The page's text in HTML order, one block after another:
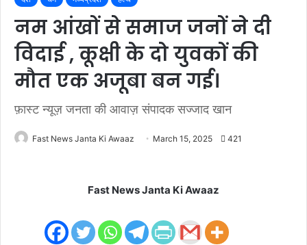
नम आंखों से समाज जनों ने दी
विदाई , कूक्षी के दो युवकों की
मौत एक अजूबा बन गई।
फ़ास्ट न्यूज़ जनता की आवाज़ संपादक सज्जाद खान
Fast News Janta Ki Awaaz March 15, 2025 421
Fast News Janta Ki Awaaz